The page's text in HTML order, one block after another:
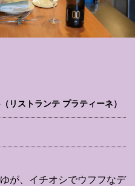
リストランテ プラティーネ）
が、イチオシでウフフなデ